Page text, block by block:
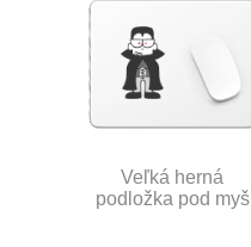
Veľká herná
podložka pod myš